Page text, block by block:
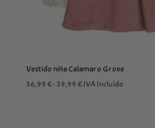
Vestido niña Calamaro Grove
36,99€-39,99€Rango
IVA Incluído